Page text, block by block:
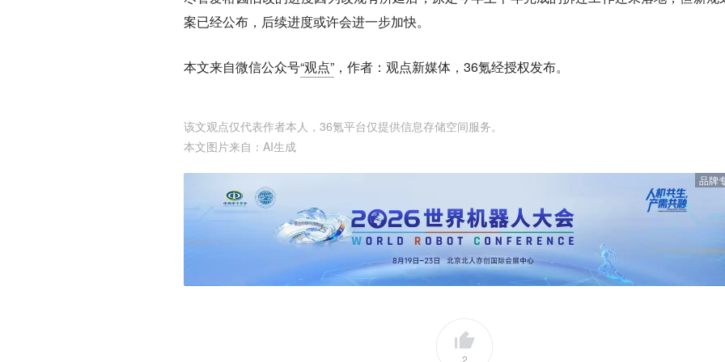
案已经公布，后续进度或许会进一步加快。
本文来自微信公众号“观点” ，作者：观点新媒体，36氪经授权发布。
该文观点仅代表作者本人，36氪平台仅提供信息存储空间服务。
本文图片来自： AI生成
品牌
2